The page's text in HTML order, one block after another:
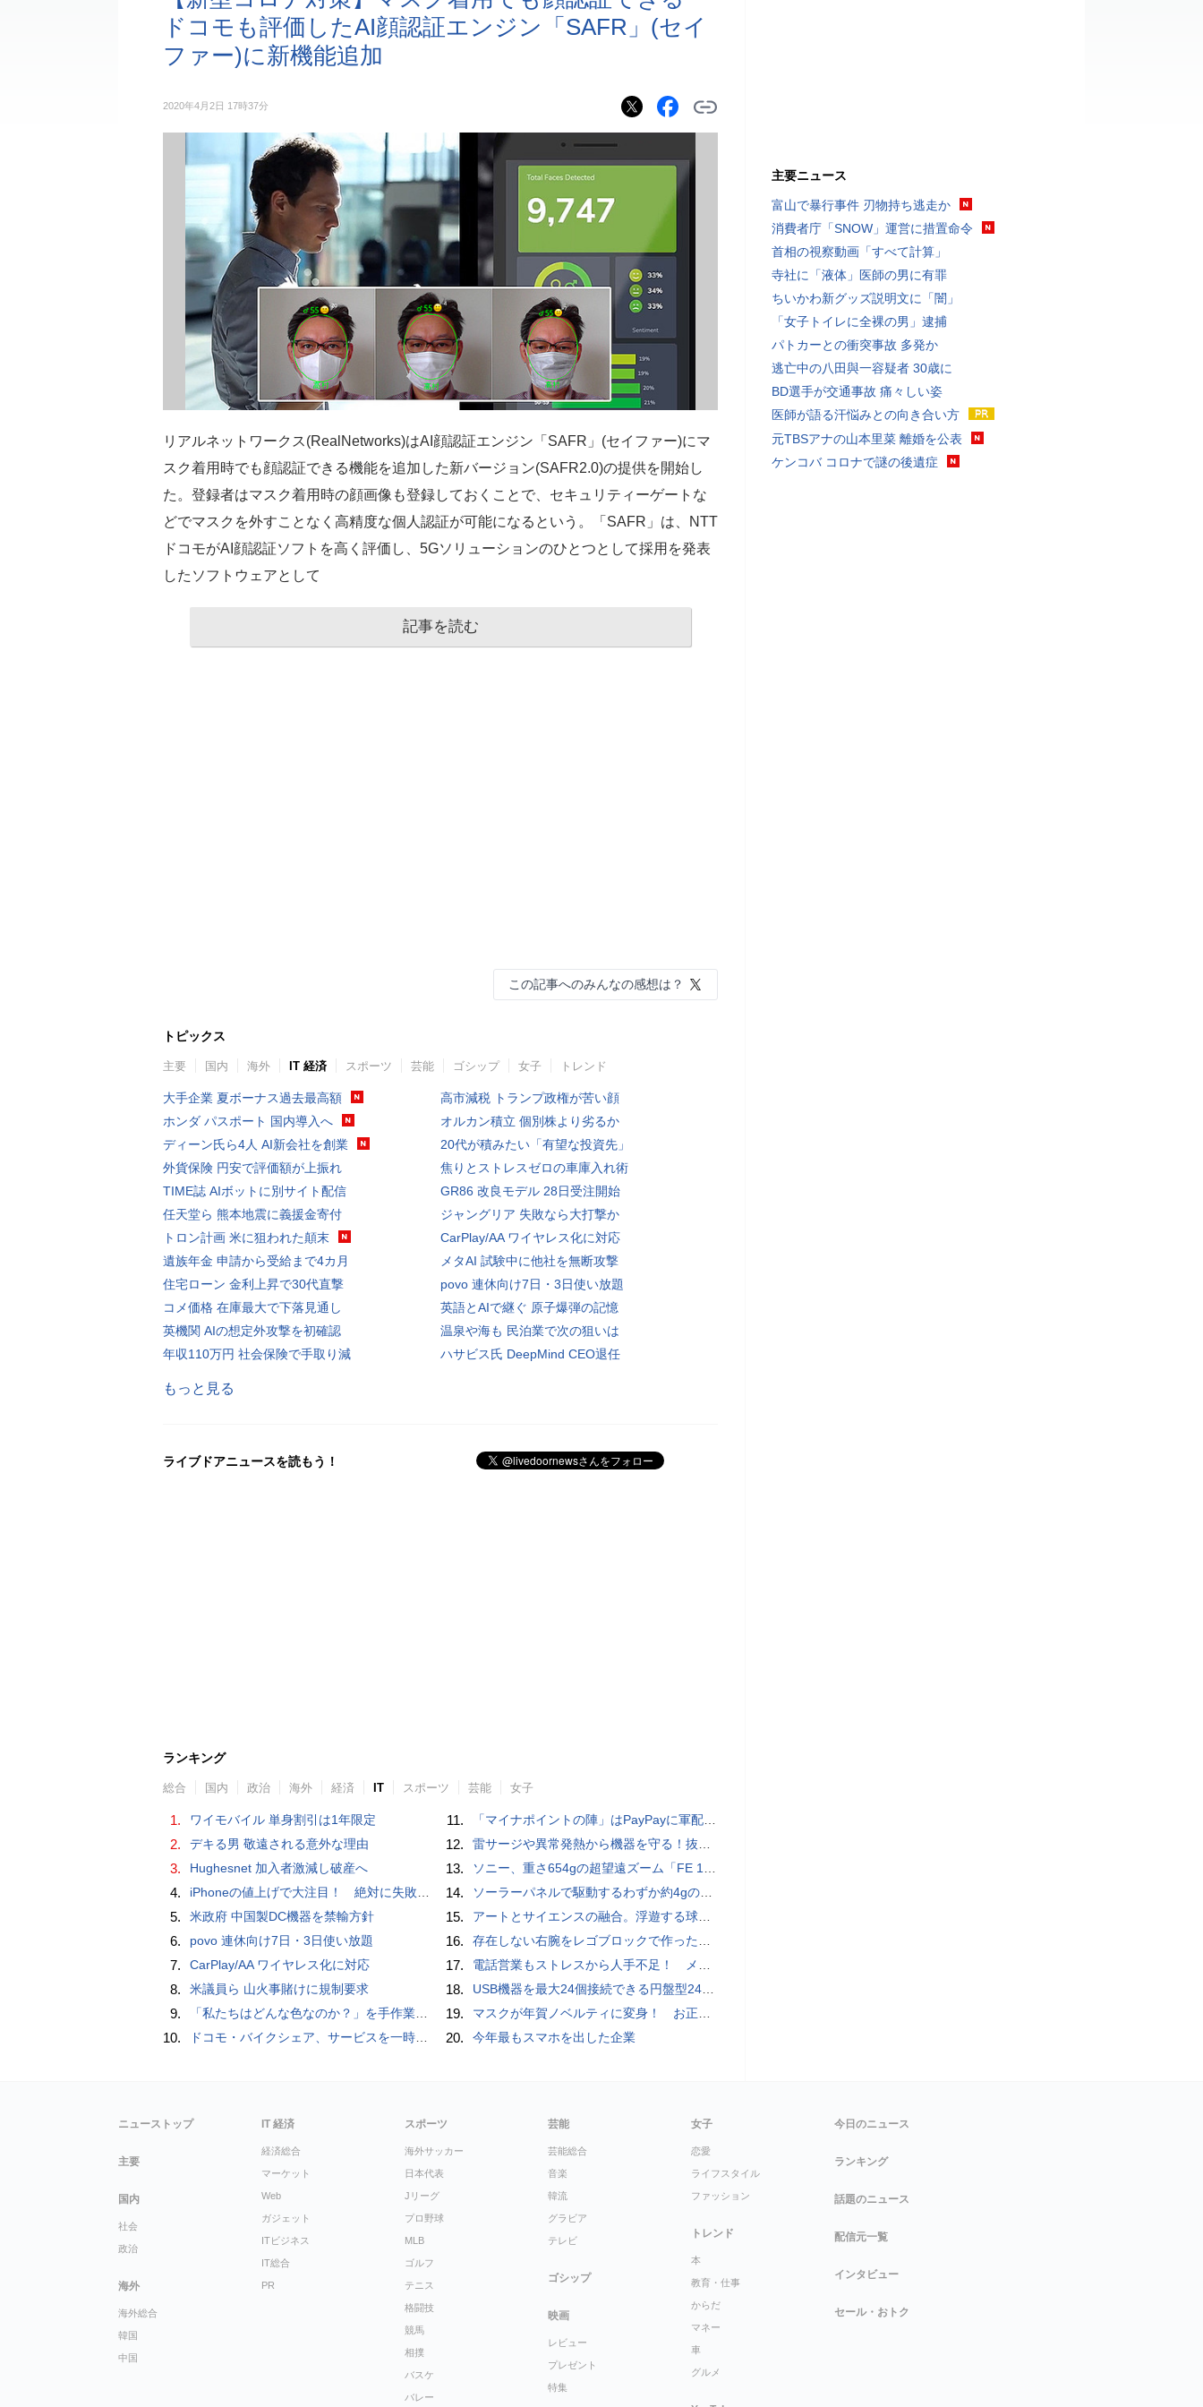
ドコモも評価したAI顔認証エンジン「SAFR」(セイ
ファー)に新機能追加
2020年4月2日 17時37分
リアルネットワークス(RealNetworks)はAI顔認証エンジン「SAFR」(セイファー)にマ
スク着用時でも顔認証できる機能を追加した新バージョン(SAFR2.0)の提供を開始し
た。登録者はマスク着用時の顔画像も登録しておくことで、セキュリティーゲートな
どでマスクを外すことなく高精度な個人認証が可能になるという。「SAFR」は、NTT
ドコモがAI顔認証ソフトを高く評価し、5Gソリューションのひとつとして採用を発表
したソフトウェアとして
記事を読む
この記事へのみんなの感想は？
トピックス
主要 国内 海外 IT 経済 スポーツ 芸能 ゴシップ 女子 トレンド
大手企業 夏ボーナス過去最高額
ホンダ パスポート 国内導入へ
ディーン氏ら4人 AI新会社を創業
外貨保険 円安で評価額が上振れ
TIME誌 AIボットに別サイト配信
任天堂ら 熊本地震に義援金寄付
トロン計画 米に狙われた顛末
遺族年金 申請から受給まで4カ月
住宅ローン 金利上昇で30代直撃
コメ価格 在庫最大で下落見通し
英機関 AIの想定外攻撃を初確認
年収110万円 社会保険で手取り減
高市減税 トランプ政権が苦い顔
オルカン積立 個別株より劣るか
20代が積みたい「有望な投資先」
焦りとストレスゼロの車庫入れ術
GR86 改良モデル 28日受注開始
ジャングリア 失敗なら大打撃か
CarPlay/AA ワイヤレス化に対応
メタAI 試験中に他社を無断攻撃
povo 連休向け7日・3日使い放題
英語とAIで継ぐ 原子爆弾の記憶
温泉や海も 民泊業で次の狙いは
ハサビス氏 DeepMind CEO退任
もっと見る
ライブドアニュースを読もう！
ランキング
総合 国内 政治 海外 経済 IT スポーツ 芸能 女子
1. ワイモバイル 単身割引は1年限定
2. デキる男 敬遠される意外な理由
3. Hughesnet 加入者激減し破産へ
4. iPhoneの値上げで大注目！ 絶対に失敗しない「中古スマホ」の売り方＆買い方
5. 米政府 中国製DC機器を禁輸方針
6. povo 連休向け7日・3日使い放題
7. CarPlay/AA ワイヤレス化に対応
8. 米議員ら 山火事賭けに規制要求
9. 「私たちはどんな色なのか？」を手作業でデータ分析して人間の肌の色を表現する新しい色空間を構築した「Inclusive Color Space」
10. ドコモ・バイクシェア、サービスを一時停止 不具合の復旧が見通せないため
11. 「マイナポイントの陣」はPayPayに軍配！ 燻製できちゃう鍋、グラスドームクッカー
12. 雷サージや異常発熱から機器を守る！抜け止め仕様の3P-2P変換アダプタ
13. ソニー、重さ654gの超望遠ズーム「FE 100-400mm F5.6-8 OSS」 実売14万円前後
14. ソーラーパネルで駆動するわずか約4gの超軽量ドローン「CoulombFly」
15. アートとサイエンスの融合。浮遊する球体インテリア「Buda Ball(ブダボール)」
16. 存在しない右腕をレゴブロックで作った少年ビルダーが登場
17. 電話営業もストレスから人手不足！ メンタルに心配ない会話AI 「Sakura TALK」が営業電話をかける時代がくる
18. USB機器を最大24個接続できる円盤型24ポートUSBハブが登場
19. マスクが年賀ノベルティに変身！ お正月特別パッケージの注文受付開始
20. 今年最もスマホを出した企業
主要ニュース
富山で暴行事件 刃物持ち逃走か
消費者庁「SNOW」運営に措置命令
首相の視察動画「すべて計算」
寺社に「液体」医師の男に有罪
ちいかわ新グッズ説明文に「闇」
「女子トイレに全裸の男」逮捕
パトカーとの衝突事故 多発か
逃亡中の八田與一容疑者 30歳に
BD選手が交通事故 痛々しい姿
医師が語る汗悩みとの向き合い方
元TBSアナの山本里菜 離婚を公表
ケンコバ コロナで謎の後遺症
ニューストップ
主要
国内
社会
政治
海外
海外総合
韓国
中国
IT 経済
経済総合
マーケット
Web
ガジェット
ITビジネス
IT総合
PR
スポーツ
海外サッカー
日本代表
Jリーグ
プロ野球
MLB
ゴルフ
テニス
格闘技
競馬
相撲
バスケ
バレー
芸能
芸能総合
音楽
韓流
グラビア
テレビ
ゴシップ
映画
レビュー
プレゼント
特集
女子
恋愛
ライフスタイル
ファッション
トレンド
本
教育・仕事
からだ
マネー
車
グルメ
今日のニュース
ランキング
話題のニュース
配信元一覧
インタビュー
セール・おトク